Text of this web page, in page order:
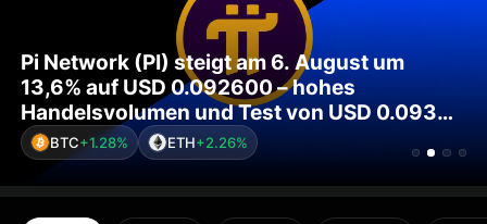
BTC+1.28% ETH+2.26%
Pi Network (PI) steigt am 6. August um
13,6% auf USD 0.092600 – hohes
Handelsvolumen und Test von USD 0.09340
stützen die Bewegung